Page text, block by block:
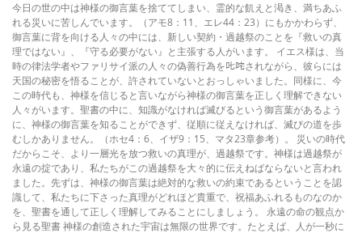
今日の世の中は神様の御言葉を捨ててしまい、霊的な飢えと渇き、満ちあふ
れる災いに苦しんでいます。（アモ8：11、エレ44：23）にもかかわらず、
御言葉に背を向ける人々の中には、新しい契約・過越祭のことを『救いの真
理ではない』、『守る必要がない』と主張する人がいます。 イエス様は、当
時の律法学者やファリサイ派の人々の偽善行為を𠮟咤されながら、彼らには
天国の秘密を悟ることが、許されていないとおっしゃいました。同様に、今
この時代も、神様を信じると言いながら神様の御言葉を正しく理解できない
人々がいます。聖書の中に、知識がなければ滅びるという御言葉があるよう
に、神様の御言葉を知ることができず、従順に従えなければ、滅びの道を歩
むしかありません。（ホセ4：6、イザ9：15、マタ23章参考）。 災いの時代
だからこそ、より一層光を放つ救いの真理が、過越祭です。神様は過越祭が
永遠の掟であり、私たちがこの過越祭を大々的に伝えねばならないと言われ
ました。先ずは、神様の御言葉は絶対的な救いの約束であるということを認
識して、私たちに下さった真理がどれほど貴重で、祝福あふれるものなのか
を、聖書を通して正しく理解してみることにしましょう。 永遠の命の観点か
ら見る聖書 神様の創造された宇宙は無限の世界です。たとえば、人が一秒に